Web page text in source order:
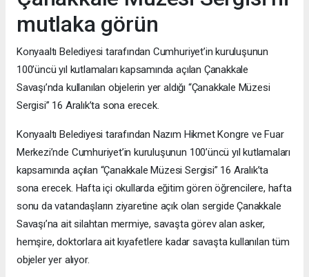
mutlaka görün
Konyaaltı Belediyesi tarafından Cumhuriyet’in kuruluşunun
100’üncü yıl kutlamaları kapsamında açılan Çanakkale
Savaşı’nda kullanılan objelerin yer aldığı “Çanakkale Müzesi
Sergisi” 16 Aralık’ta sona erecek.
Konyaaltı Belediyesi tarafından Nazım Hikmet Kongre ve Fuar
Merkezi’nde Cumhuriyet’in kuruluşunun 100’üncü yıl kutlamaları
kapsamında açılan “Çanakkale Müzesi Sergisi” 16 Aralık’ta
sona erecek. Hafta içi okullarda eğitim gören öğrencilere, hafta
sonu da vatandaşların ziyaretine açık olan sergide Çanakkale
Savaşı’na ait silahtan mermiye, savaşta görev alan asker,
hemşire, doktorlara ait kıyafetlere kadar savaşta kullanılan tüm
objeler yer alıyor.